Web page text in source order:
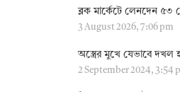
ব্লক মার্কেটে লেনদেন ৫৩
3 August 2026, 7:06 pm
অস্ত্রের মুখে যেভাবে দখল
2 September 2024, 3:54